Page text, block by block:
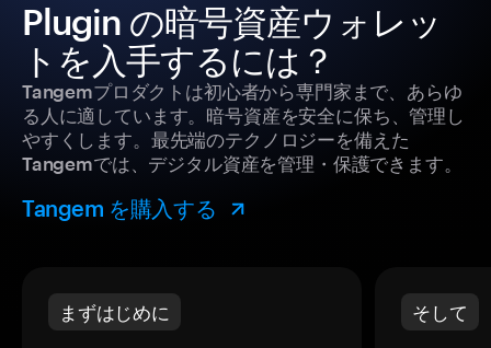
Plugin の暗号資産ウォレッ
トを入手するには？
Tangemプロダクトは初心者から専門家まで、あらゆ
る人に適しています。暗号資産を安全に保ち、管理し
やすくします。最先端のテクノロジーを備えた
Tangemでは、デジタル資産を管理・保護できます。
Tangem を購入する
まずはじめに そして